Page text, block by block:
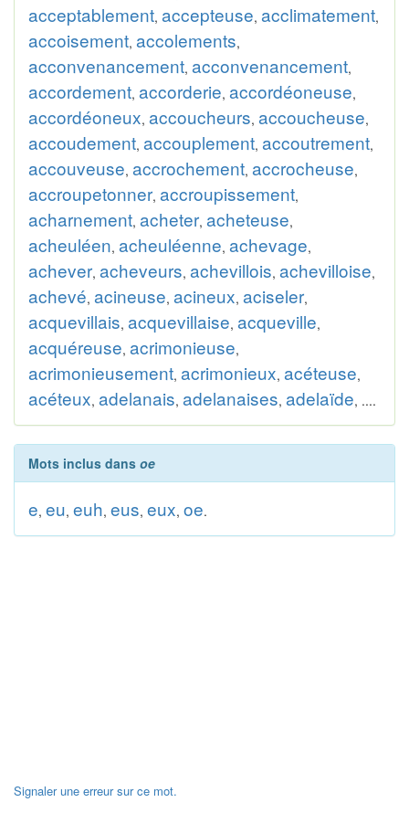
acceptablement, accepteuse, acclimatement,
accoisement, accolements,
acconvenancement, acconvenancement,
accordement, accorderie, accordéoneuse,
accordéoneux, accoucheurs, accoucheuse,
accoudement, accouplement, accoutrement,
accouveuse, accrochement, accrocheuse,
accroupetonner, accroupissement,
acharnement, acheter, acheteuse,
acheuléen, acheuléenne, achevage,
achever, acheveurs, achevillois, achevilloise,
achevé, acineuse, acineux, aciseler,
acquevillais, acquevillaise, acqueville,
acquéreuse, acrimonieuse,
acrimonieusement, acrimonieux, acéteuse,
acéteux, adelanais, adelanaises, adelaïde, ....
Mots inclus dans oe
e, eu, euh, eus, eux, oe.
Signaler une erreur sur ce mot.